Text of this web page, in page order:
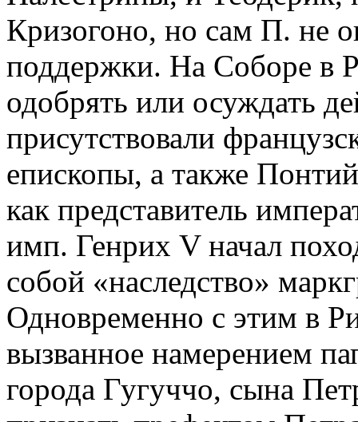
Кризогоно, но сам П. не
поддержки. На Соборе в
одобрять или осуждать
присутствовали
епископы, а также
как представитель
имп. Генрих V начал
собой «наследство»
Одновременно с этим в
вызванное намерением
города Гугуччо, сына